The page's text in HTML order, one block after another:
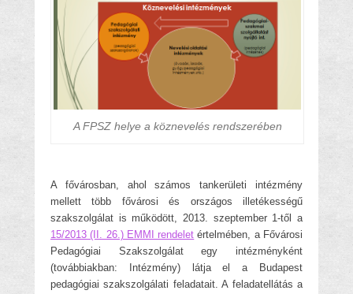
A FPSZ helye a köznevelés rendszerében
A fővárosban, ahol számos tankerületi intézmény
mellett több fővárosi és országos illetékességű
szakszolgálat is működött, 2013. szeptember 1-től a
15/2013 (II. 26.) EMMI rendelet értelmében, a Fővárosi
Pedagógiai Szakszolgálat egy intézményként
(továbbiakban: Intézmény) látja el a Budapest
pedagógiai szakszolgálati feladatait. A feladatellátás a